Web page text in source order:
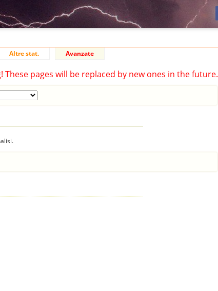
Altre stat. Avanzate
pages will be replaced by new ones in the future.